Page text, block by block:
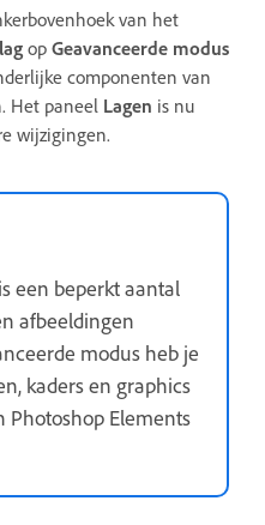
van het
op Geavanceerde modus
componenten van
Het paneel Lagen is nu
wijzigingen.
een beperkt aantal
afbeeldingen
modus heb je
kaders en graphics
Photoshop Elements